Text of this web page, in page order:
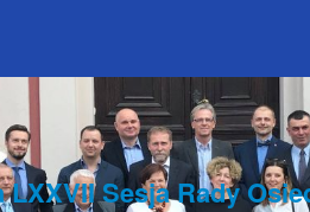
LXXVII Sesja Rady